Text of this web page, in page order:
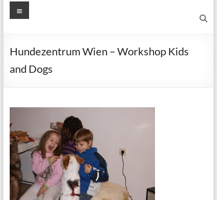
Menü
Hundezentrum Wien – Workshop Kids
and Dogs